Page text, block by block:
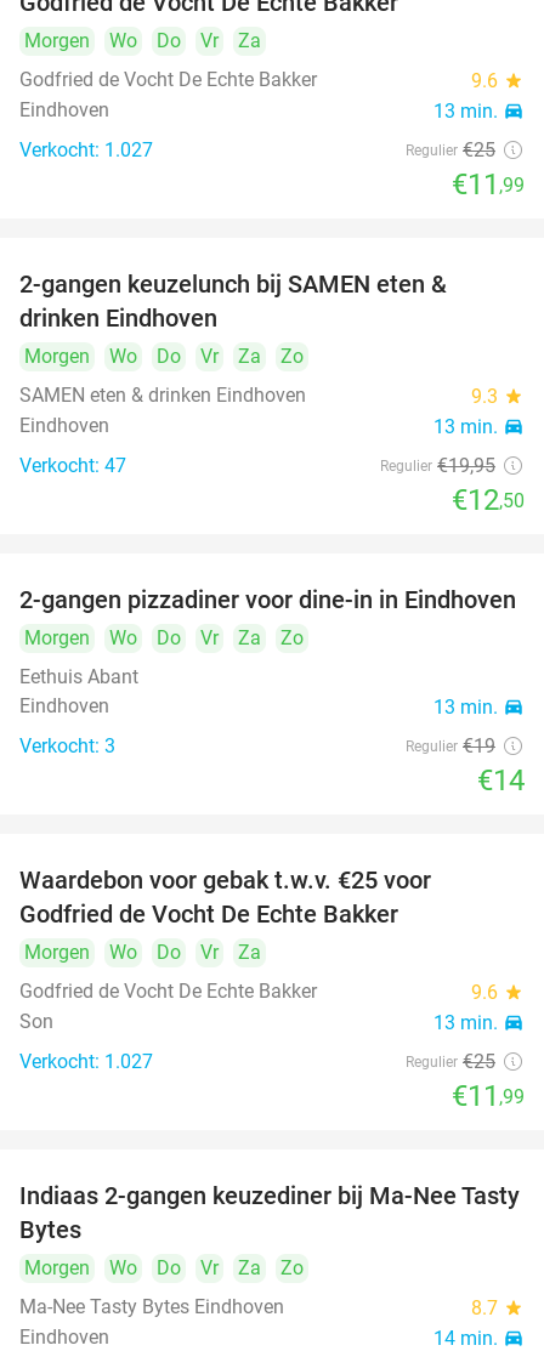
Morgen Wo Do Vr
Za
Godfried de Vocht De Echte Bakker
9.6 star
Eindhoven 13 min. directions_car
Verkocht: 1.027 Regulier €25
€11 ,99
2-gangen keuzelunch bij SAMEN eten &
drinken Eindhoven
Morgen Wo Do Vr Za
Zo
SAMEN eten & drinken Eindhoven
9.3 star
Eindhoven 13 min. directions_car
Verkocht: 47 Regulier €19,95
€12,50
26%
2-gangen pizzadiner voor dine-in in Eindhoven
Morgen Wo Do Vr Za
Zo
Eethuis Abant
Eindhoven
13 min. directions_car
Verkocht: 3 Regulier €19
€14
Waardebon voor gebak t.w.v. €25 voor
Godfried de Vocht De Echte Bakker
Morgen Wo Do Vr
Za
Godfried de Vocht De Echte Bakker
9.6 star
Son 13 min. directions_car
Verkocht: 1.027 Regulier €25
€11 ,99
37%
Indiaas 2-gangen keuzediner bij Ma-Nee Tasty
Bytes
Morgen Wo Do Vr Za
Zo
Ma-Nee Tasty Bytes Eindhoven
8.7 star
Eindhoven 14 min. directions_car